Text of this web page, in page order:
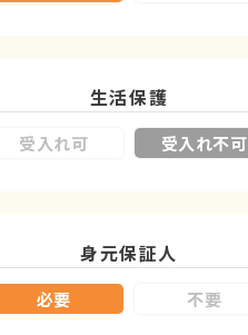
生活保護
受入れ可 受入れ不可
身元保証人
必要 不要